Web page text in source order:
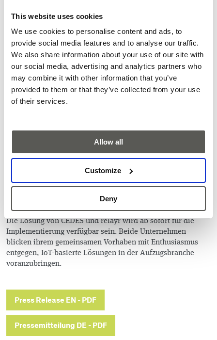
This website uses cookies
We use cookies to personalise content and ads, to
provide social media features and to analyse our traffic.
We also share information about your use of our site with
our social media, advertising and analytics partners who
may combine it with other information that you’ve
provided to them or that they’ve collected from your use
of their services.
Allow all
Customize
Deny
Erkenntnisse gewinnt, die sowohl zu mehr Sicherheit als
Die neue Lösung für die Aufzugsbranche vereint die
Sensorfunktionen des IoT-fähigen Lichtvorhangs
cegard/Smart mit SKYLER Elevate, den IoT-gestützten
Predictive Maintenance Services von relayr. Diese
Kombination resultiert in einer Steigerung der funktionalen
Effizienz, garantiert einen reibungslosen und sicheren
Betrieb und ermöglicht datengesteuerte Entscheidungen zur
„Unsere gemeinsame Lösung vereint die jahrzehntelange
Erfahrung von CEDES in der Entwicklung von
Sicherheitslichtvorhängen für Aufzüge mit dem Fachwissen
Bass, CEO von CEDES. „Indem wir unsere Stärken
miteinander vereinen, geben wir der Aufzugsbranche ein
revolutionäres Werkzeug an die Hand und heben Effizienz,
Die Lösung von CEDES und relayr wird ab sofort für die
Implementierung verfügbar sein. Beide Unternehmen
blicken ihrem gemeinsamen Vorhaben mit Enthusiasmus
entgegen, IoT-basierte Lösungen in der Aufzugsbranche
voranzubringen.
Press Release EN - PDF
Pressemitteilung DE - PDF